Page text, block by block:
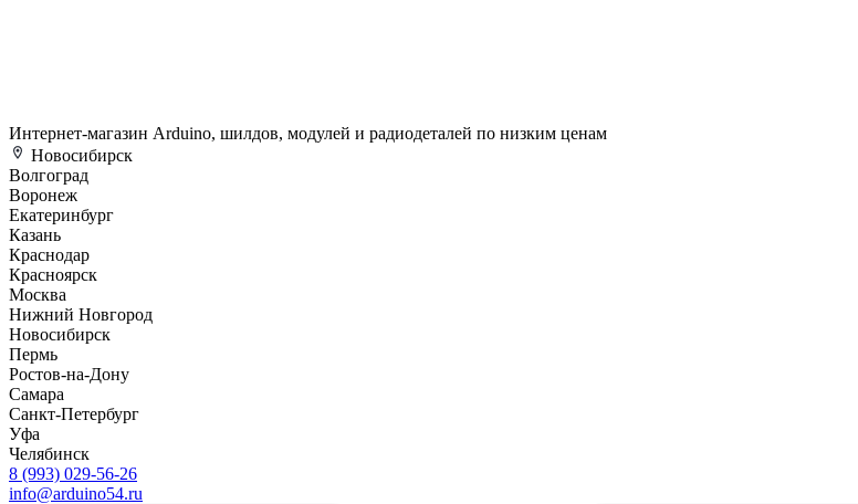
Интернет-магазин Arduino, шилдов, модулей и радиодеталей по низким ценам
Новосибирск
Волгоград
Воронеж
Екатеринбург
Казань
Краснодар
Красноярск
Москва
Нижний Новгород
Новосибирск
Пермь
Ростов-на-Дону
Самара
Санкт-Петербург
Уфа
Челябинск
8 (993) 029-56-26
info@arduino54.ru